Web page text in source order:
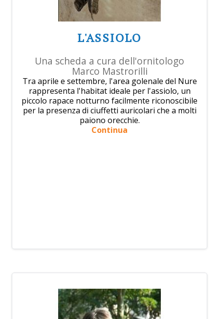
L'ASSIOLO
Una scheda a cura dell'ornitologo
Marco Mastrorilli
Tra aprile e settembre, l'area golenale del Nure
rappresenta l'habitat ideale per l'assiolo, un
piccolo rapace notturno facilmente riconoscibile
per la presenza di ciuffetti auricolari che a molti
paiono orecchie.
Continua